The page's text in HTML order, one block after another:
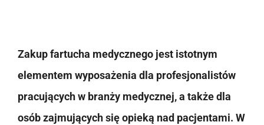
Zakup fartucha medycznego jest istotnym
elementem wyposażenia dla profesjonalistów
pracujących w branży medycznej, a także dla
osób zajmujących się opieką nad pacjentami. W